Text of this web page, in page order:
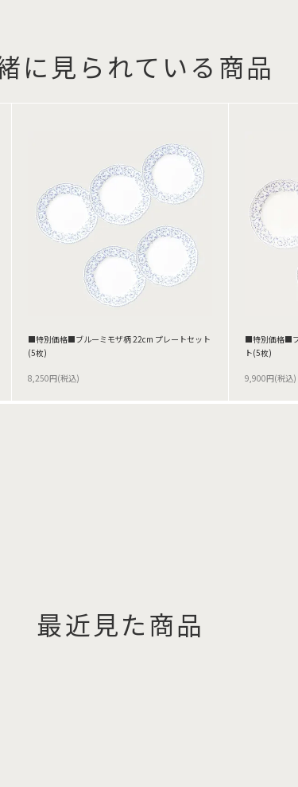
に見られている商品
■特別価格■ブルーミモザ柄 22cm プレートセット
(5枚)
8,250円(税込)
■特別価格■
ト(5枚)
9,900円(税込)
最近見た商品